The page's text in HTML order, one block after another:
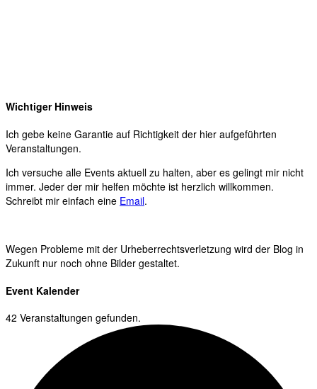
Wichtiger Hinweis
Ich gebe keine Garantie auf Richtigkeit der hier aufgeführten
Veranstaltungen.
Ich versuche alle Events aktuell zu halten, aber es gelingt mir nicht
immer. Jeder der mir helfen möchte ist herzlich willkommen.
Schreibt mir einfach eine Email.
Wegen Probleme mit der Urheberrechtsverletzung wird der Blog in
Zukunft nur noch ohne Bilder gestaltet.
Event Kalender
42 Veranstaltungen gefunden.